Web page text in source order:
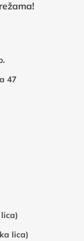
47
lica)